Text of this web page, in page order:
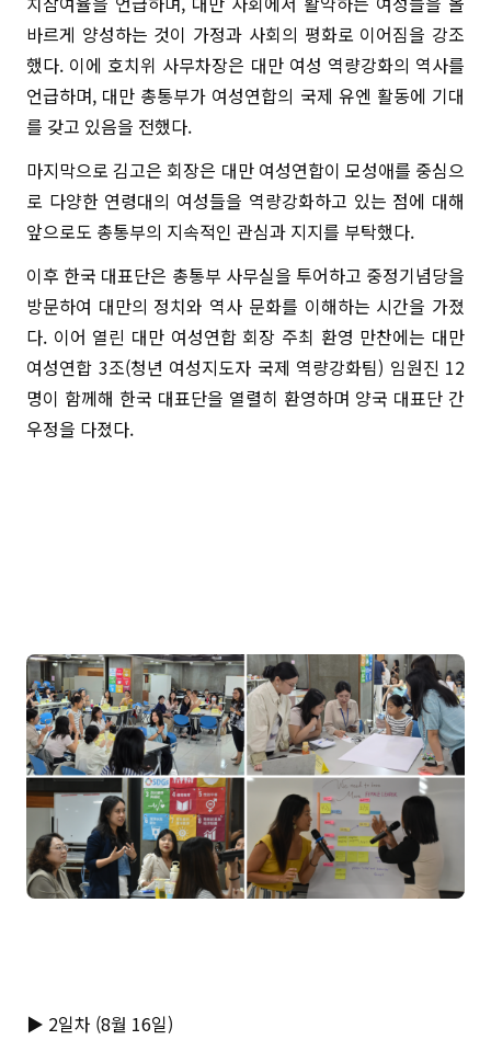
바르게 양성하는 것이 가정과 사회의 평화로 이어짐을 강조
했다. 이에 호치위 사무차장은 대만 여성 역량강화의 역사를
언급하며, 대만 총통부가 여성연합의 국제 유엔 활동에 기대
를 갖고 있음을 전했다.
마지막으로 김고은 회장은 대만 여성연합이 모성애를 중심으
로 다양한 연령대의 여성들을 역량강화하고 있는 점에 대해
앞으로도 총통부의 지속적인 관심과 지지를 부탁했다.
이후 한국 대표단은 총통부 사무실을 투어하고 중정기념당을
방문하여 대만의 정치와 역사 문화를 이해하는 시간을 가졌
다. 이어 열린 대만 여성연합 회장 주최 환영 만찬에는 대만
여성연합 3조(청년 여성지도자 국제 역량강화팀) 임원진 12
명이 함께해 한국 대표단을 열렬히 환영하며 양국 대표단 간
우정을 다졌다.
▶ 2일차 (8월 16일)